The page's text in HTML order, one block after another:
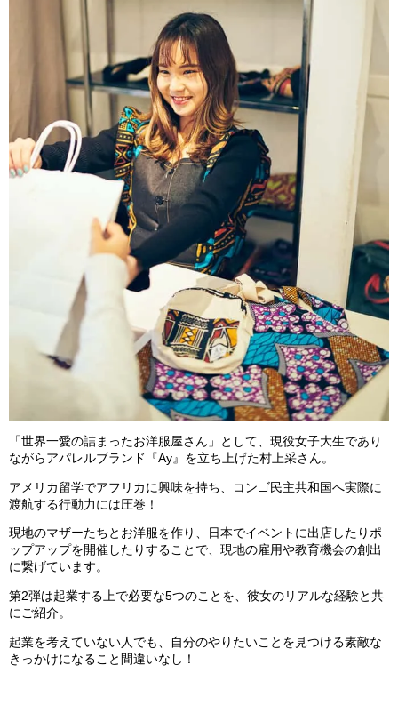
「世界一愛の詰まったお洋服屋さん」として、現役女子大生であり
ながらアパレルブランド『Ay』を立ち上げた村上采さん。
アメリカ留学でアフリカに興味を持ち、コンゴ民主共和国へ実際に
渡航する行動力には圧巻！
現地のマザーたちとお洋服を作り、日本でイベントに出店したりポ
ップアップを開催したりすることで、現地の雇用や教育機会の創出
に繋げています。
第2弾は起業する上で必要な5つのことを、彼女のリアルな経験と共
にご紹介。
起業を考えていない人でも、自分のやりたいことを見つける素敵な
きっかけになること間違いなし！